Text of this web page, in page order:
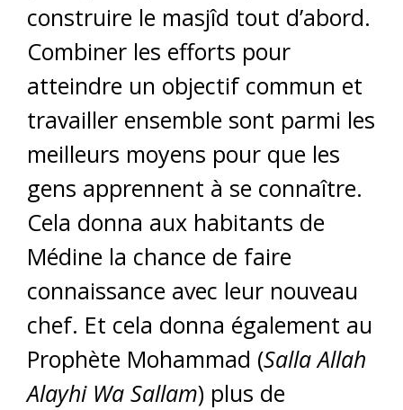
construire le masjîd tout d’abord.
Combiner les efforts pour
atteindre un objectif commun et
travailler ensemble sont parmi les
meilleurs moyens pour que les
gens apprennent à se connaître.
Cela donna aux habitants de
Médine la chance de faire
connaissance avec leur nouveau
chef. Et cela donna également au
Prophète Mohammad (Salla Allah
Alayhi Wa Sallam) plus de